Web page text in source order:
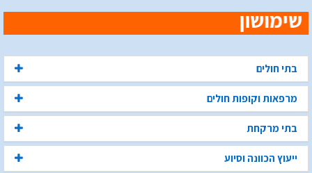
בתי חולים
מרפאות וקופות חולים
בתי מרקחת
ייעוץ הכוונה וסיוע